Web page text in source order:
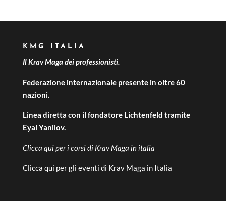
KMG ITALIA
Il Krav Maga dei professionisti.
Federazione internazionale presente in oltre 60
nazioni.
Linea diretta con il fondatore Lichtenfeld tramite
Eyal Yanilov.
Clicca qui per icorsi di Krav Maga in italia
Clicca qui per gli eventi di Krav Maga in Italia